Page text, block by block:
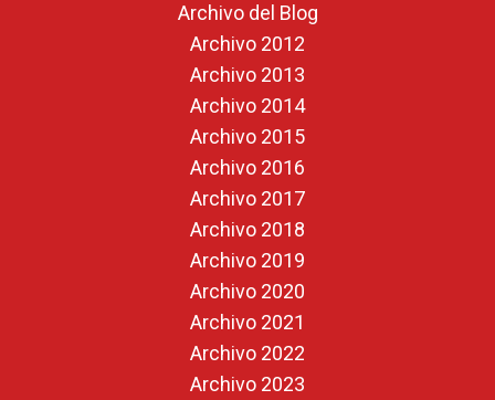
Archivo del Blog
Archivo 2012
Archivo 2013
Archivo 2014
Archivo 2015
Archivo 2016
Archivo 2017
Archivo 2018
Archivo 2019
Archivo 2020
Archivo 2021
Archivo 2022
Archivo 2023